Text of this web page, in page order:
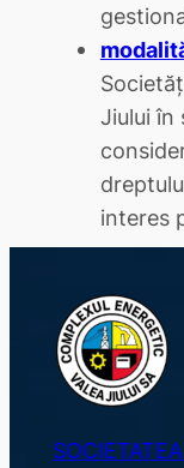
Jiului în
interes